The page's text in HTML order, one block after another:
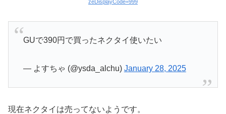
zeDisplayCode=999
GUで390円で買ったネクタイ使いたい
— よすちゃ (@ysda_alchu) January 28, 2025
現在ネクタイは売ってないようです。